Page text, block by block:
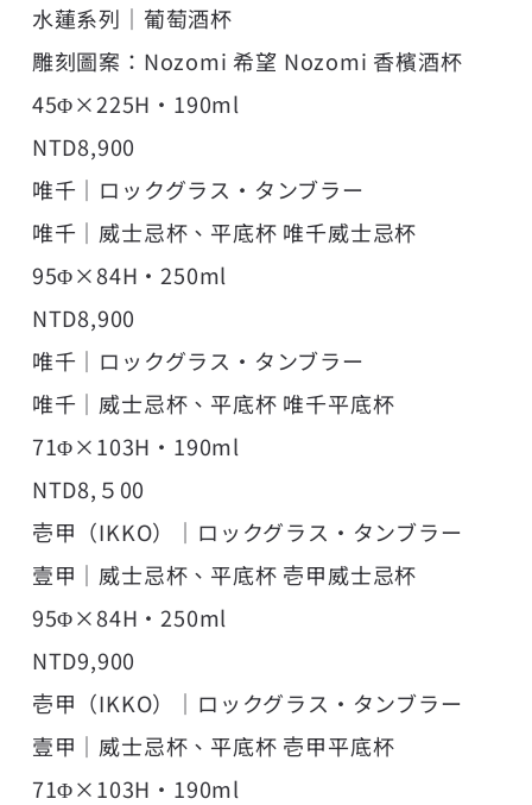
水蓮系列｜葡萄酒杯
雕刻圖案：Nozomi 希望 Nozomi 香檳酒杯
45Φ×225H・190ml
NTD8,900
唯千｜ロックグラス・タンブラー
唯千｜威士忌杯、平底杯 唯千威士忌杯
95Φ×84H・250ml
NTD8,900
唯千｜ロックグラス・タンブラー
唯千｜威士忌杯、平底杯 唯千平底杯
71Φ×103H・190ml
NTD8,５00
壱甲（IKKO）｜ロックグラス・タンブラー
壹甲｜威士忌杯、平底杯 壱甲威士忌杯
95Φ×84H・250ml
NTD9,900
壱甲（IKKO）｜ロックグラス・タンブラー
壹甲｜威士忌杯、平底杯 壱甲平底杯
71Φ×103H・190ml